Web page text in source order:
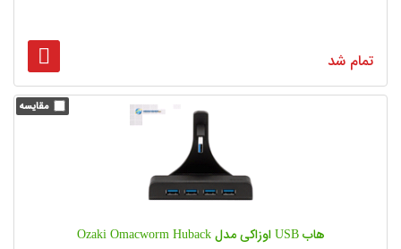
تمام شد
هاب USB اوزاکی مدل Ozaki Omacworm Huback